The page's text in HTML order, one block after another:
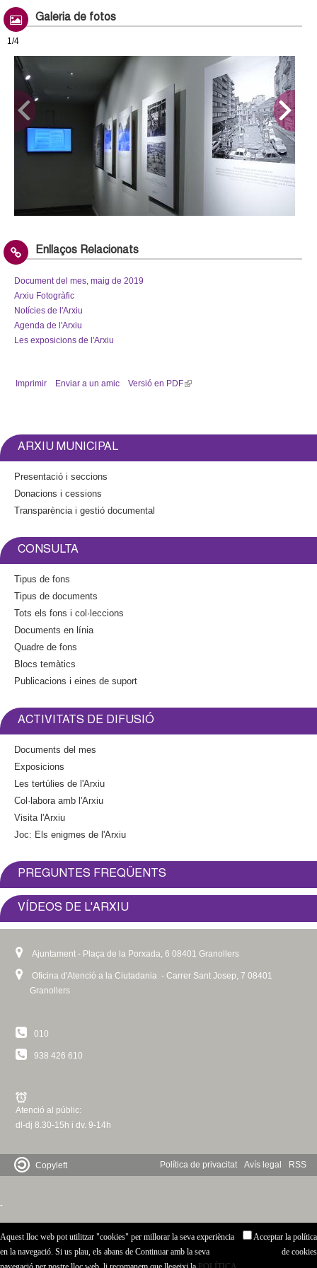
Galeria de fotos
1/4
Enllaços Relacionats
Document del mes, maig de 2019
Arxiu Fotogràfic
Notícies de l'Arxiu
Agenda de l'Arxiu
Les exposicions de l'Arxiu
Imprimir Enviar a un amic Versió en PDF(
ARXIU MUNICIPAL
Presentació i seccions
Donacions i cessions
Transparència i gestió documental
CONSULTA
Tipus de fons
Tipus de documents
Tots els fons i col·leccions
Documents en línia
Quadre de fons
Blocs temàtics
Publicacions i eines de suport
ACTIVITATS DE DIFUSIÓ
Documents del mes
Exposicions
Les tertúlies de l'Arxiu
Col·labora amb l'Arxiu
Visita l'Arxiu
Joc: Els enigmes de l'Arxiu
PREGUNTES FREQÜENTS
VÍDEOS DE L'ARXIU
Ajuntament - Plaça de la Porxada, 6 08401 Granollers
Oficina d'Atenció a la Ciutadania - Carrer Sant Josep, 7 08401
Granollers
010
938 426 610
Atenció al públic:
dl-dj 8.30-15h i dv. 9-14h
Política de privacitat Avís legal RSS
Copyleft
-
Aquest lloc web pot utilitzar "cookies" per millorar la seva experiència
en la navegació. Si us plau, els abans de Continuar amb la seva
Acceptar la política
de cookies